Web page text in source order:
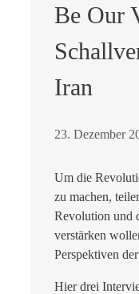
Be Our
Iran
23. Dezember
Um die
zu machen,
Revolution und
verstärken
Perspektiven
Hier drei